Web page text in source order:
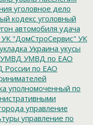
уголовное дело
кодекс уголовный
автомобиля удача
УК "ДомСтроСервис" УК
укладка Украина укусы
УМВД УМВД по ЕАО
по ЕАО
уполномоченный по
управление
управление по